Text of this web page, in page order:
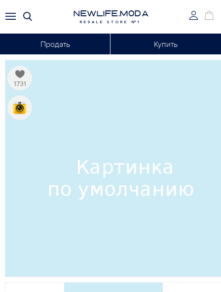
NEWLIFE.MODA
RESALE STORE №1
Продать Купить
1731